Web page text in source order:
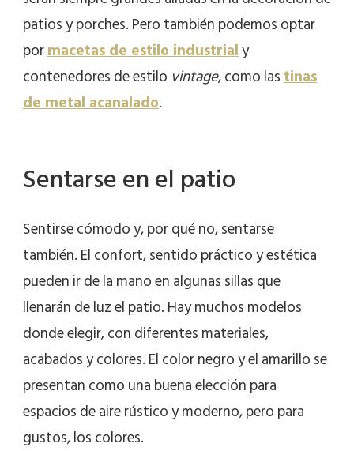
patios y porches. Pero también podemos optar
pormacetas de estilo industrialy
contenedores de estilo vintage, como lastinas
de metal acanalado.
Sentarse en el patio
Sentirse cómodo y, por qué no, sentarse
también. El confort, sentido práctico y estética
pueden ir de la mano en algunas sillas que
llenarán de luz el patio. Hay muchos modelos
donde elegir, con diferentes materiales,
acabados y colores. El color negro y el amarillo se
presentan como una buena elección para
espacios de aire rústico y moderno, pero para
gustos, los colores.